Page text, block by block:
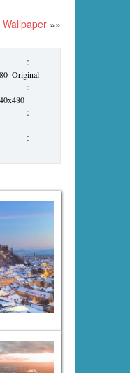
Wallpaper »»
:
Original
:
:
: